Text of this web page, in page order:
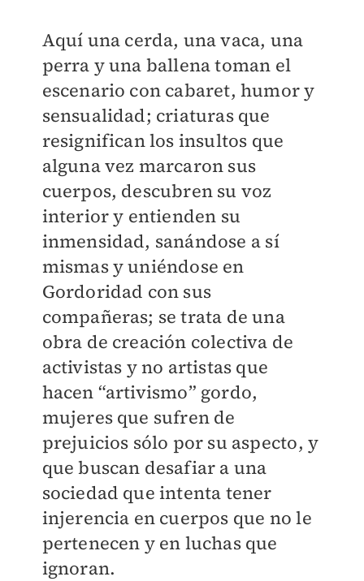
Aquí una cerda, una vaca, una
perra y una ballena toman el
escenario con cabaret, humor y
sensualidad; criaturas que
resignifican los insultos que
alguna vez marcaron sus
cuerpos, descubren su voz
interior y entienden su
inmensidad, sanándose a sí
mismas y uniéndose en
Gordoridad con sus
compañeras; se trata de una
obra de creación colectiva de
activistas y no artistas que
hacen “artivismo” gordo,
mujeres que sufren de
prejuicios sólo por su aspecto, y
que buscan desafiar a una
sociedad que intenta tener
injerencia en cuerpos que no le
pertenecen y en luchas que
ignoran.